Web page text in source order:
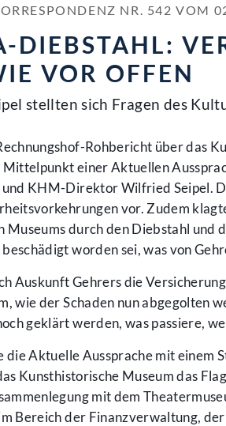
NR. 542 VOM
DIEBSTAHL:
VOR OFFEN
stellten sich Fragen des
Rohbericht über das
Mittelpunkt einer Aktuellen
KHM-Direktor Wilfried Seipel.
vor. Zudem
Museums durch den Diebstahl und
worden sei, was von
Auskunft Gehrers die
wie der Schaden nun abgegolten
geklärt werden, was passiere,
die Aktuelle Aussprache mit einem
Kunsthistorische Museum das
mit dem
Bereich der Finanzverwaltung,